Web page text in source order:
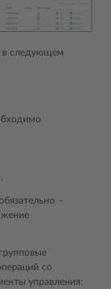
в следующем
–
со
управления: